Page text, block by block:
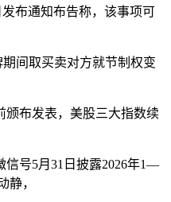
布通知布告称，该事项可
间取买卖对方就节制权变
布发表，美股三大指数续
号5月31日披露2026年1—
静，